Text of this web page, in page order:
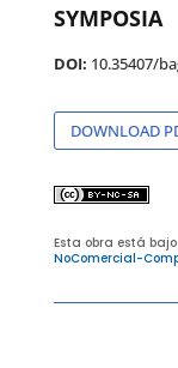
SYMPOSIA
DOI: 10.35407/
DOWNLOAD
Esta obra está
NoComercial-